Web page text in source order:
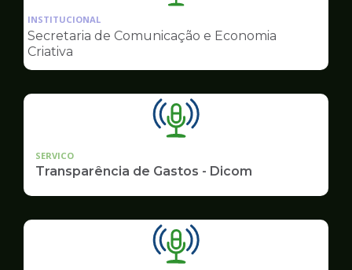
pagina
Comunicação
INSTITUCIONAL
Secretaria de Comunicação e Economia
Criativa
SERVICO
Transparência de Gastos - Dicom